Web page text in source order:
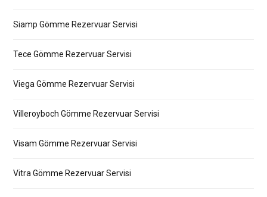
Siamp Gömme Rezervuar Servisi
Tece Gömme Rezervuar Servisi
Viega Gömme Rezervuar Servisi
Villeroyboch Gömme Rezervuar Servisi
Visam Gömme Rezervuar Servisi
Vitra Gömme Rezervuar Servisi